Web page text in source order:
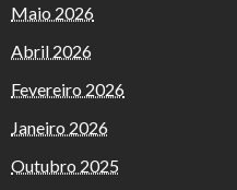
Maio 2026
Abril 2026
Fevereiro 2026
Janeiro 2026
Outubro 2025